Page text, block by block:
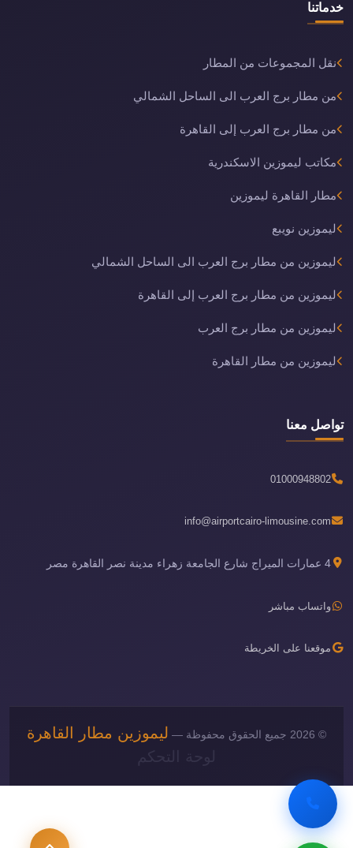
خدماتنا
نقل المجموعات من المطار
من مطار برج العرب الى الساحل الشمالي
من مطار برج العرب إلى القاهرة
مكاتب ليموزين الاسكندرية
مطار القاهرة ليموزين
ليموزين نويبع
ليموزين من مطار برج العرب الى الساحل الشمالي
ليموزين من مطار برج العرب إلى القاهرة
ليموزين من مطار برج العرب
ليموزين من مطار القاهرة
تواصل معنا
01000948802
info@airportcairo-limousine.com
4 عمارات الميراج شارع الجامعة زهراء مدينة نصر القاهرة مصر
واتساب مباشر
موقعنا على الخريطة
© 2026 جميع الحقوق محفوظة —
ليموزين مطار القاهرة